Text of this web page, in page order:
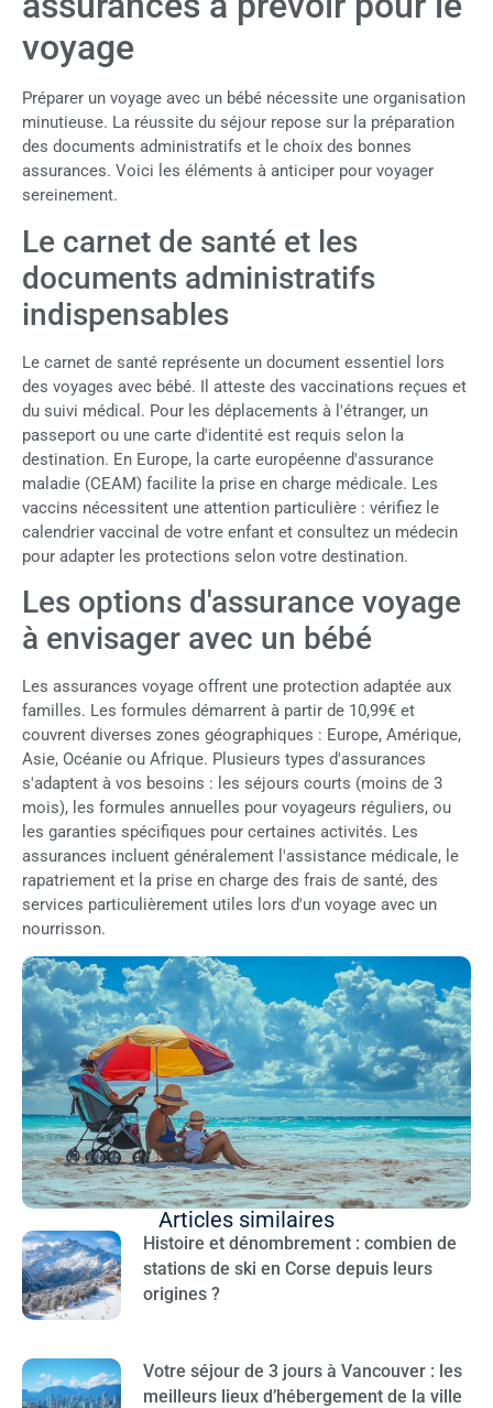
voyage
Préparer un voyage avec un bébé nécessite une organisation
minutieuse. La réussite du séjour repose sur la préparation
des documents administratifs et le choix des bonnes
assurances. Voici les éléments à anticiper pour voyager
sereinement.
Le carnet de santé et les
documents administratifs
indispensables
Le carnet de santé représente un document essentiel lors
des voyages avec bébé. Il atteste des vaccinations reçues et
du suivi médical. Pour les déplacements à l'étranger, un
passeport ou une carte d'identité est requis selon la
destination. En Europe, la carte européenne d'assurance
maladie (CEAM) facilite la prise en charge médicale. Les
vaccins nécessitent une attention particulière : vérifiez le
calendrier vaccinal de votre enfant et consultez un médecin
pour adapter les protections selon votre destination.
Les options d'assurance voyage
à envisager avec un bébé
Les assurances voyage offrent une protection adaptée aux
familles. Les formules démarrent à partir de 10,99€ et
couvrent diverses zones géographiques : Europe, Amérique,
Asie, Océanie ou Afrique. Plusieurs types d'assurances
s'adaptent à vos besoins : les séjours courts (moins de 3
mois), les formules annuelles pour voyageurs réguliers, ou
les garanties spécifiques pour certaines activités. Les
assurances incluent généralement l'assistance médicale, le
rapatriement et la prise en charge des frais de santé, des
services particulièrement utiles lors d'un voyage avec un
nourrisson.
Articles similaires
Histoire et dénombrement : combien de
stations de ski en Corse depuis leurs
origines ?
Votre séjour de 3 jours à Vancouver : les
meilleurs lieux d’hébergement de la ville